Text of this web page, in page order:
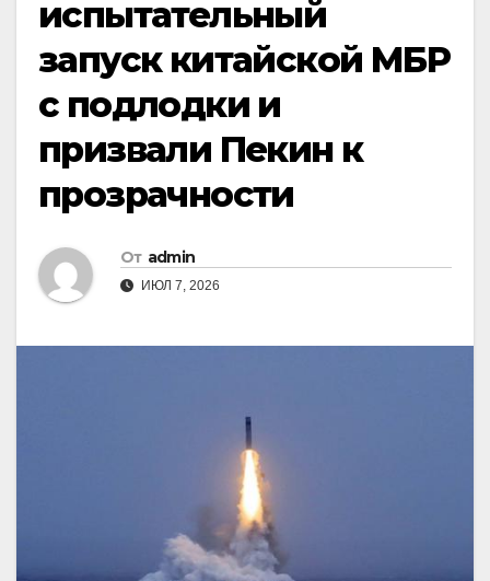
испытательный
запуск китайской МБР
с подлодки и
призвали Пекин к
прозрачности
От admin
ИЮЛ 7, 2026